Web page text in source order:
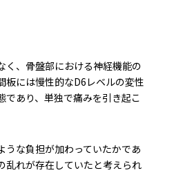
く、骨盤部における神経機能の
板には慢性的なD6レベルの変性
あり、単独で痛みを引き起こ
な負担が加わっていたかであ
乱れが存在していたと考えられ